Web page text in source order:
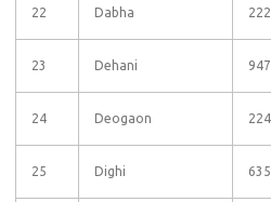
22 Dabha
23 Dehani
24 Deogaon
25 Dighi